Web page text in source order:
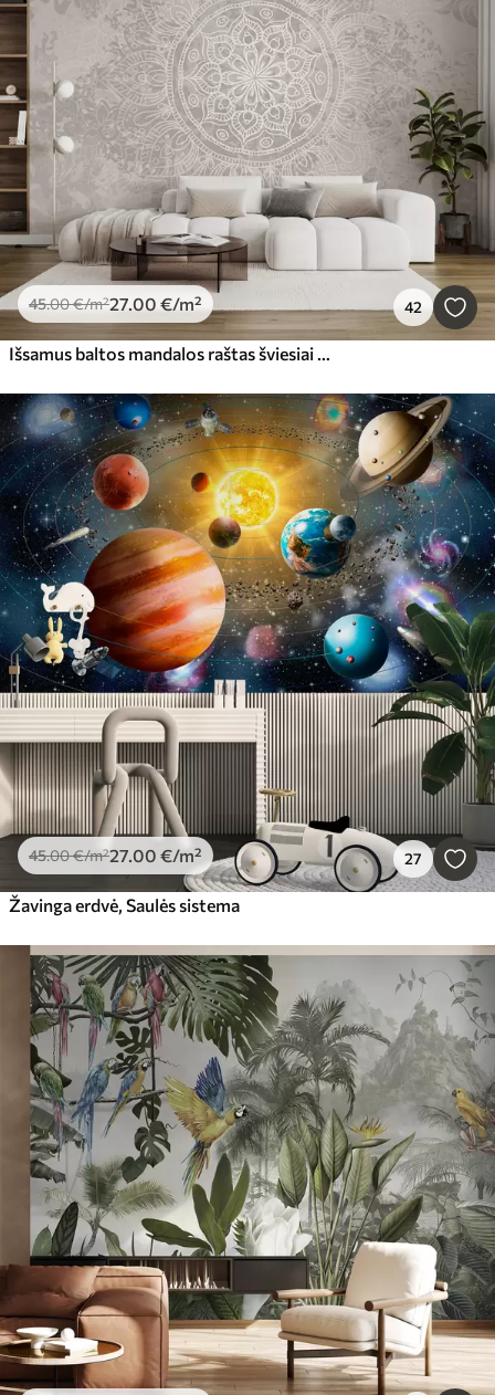
45.00€/m²27.00 €/m² 42
Išsamus baltos mandalos raštas šviesiai pilkos tekstūros vintažiniame fone
45.00€/m²27.00 €/m² 27
Žavinga erdvė, Saulės sistema